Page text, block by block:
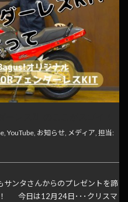
, YouTube, お知らせ, メディア, 担当:
ンタさんからのプレゼントを諦
！ 今日は12月24日･･･クリスマ